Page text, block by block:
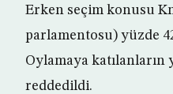
Erken seçim konusu
parlamentosu) yüzde
Oylamaya katılanların
reddedildi.